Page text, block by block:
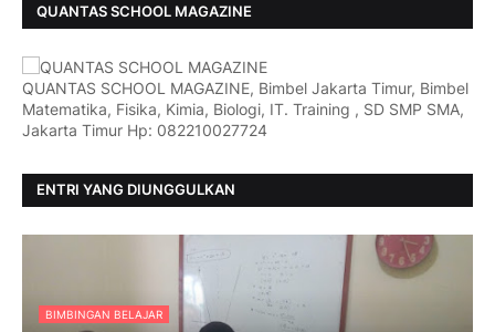
QUANTAS SCHOOL MAGAZINE
QUANTAS SCHOOL MAGAZINE, Bimbel Jakarta Timur, Bimbel
Matematika, Fisika, Kimia, Biologi, IT. Training , SD SMP SMA,
Jakarta Timur Hp: 082210027724
ENTRI YANG DIUNGGULKAN
BIMBINGAN BELAJAR